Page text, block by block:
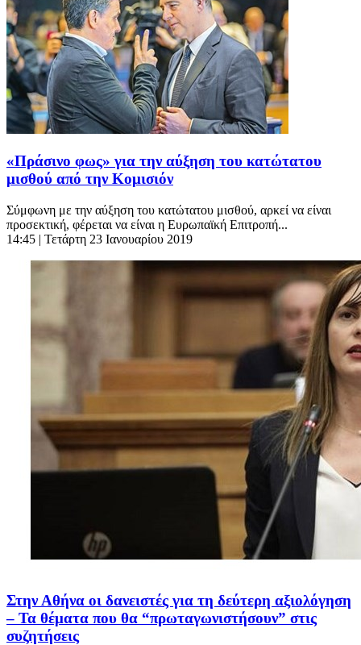
«Πράσινο φως» για την αύξηση του κατώτατου
μισθού από την Κομισιόν
Σύμφωνη με την αύξηση του κατώτατου μισθού, αρκεί να είναι
προσεκτική, φέρεται να είναι η Ευρωπαϊκή Επιτροπή...
14:45 | Τετάρτη 23 Ιανουαρίου 2019
Στην Αθήνα οι δανειστές για τη δεύτερη αξιολόγηση
– Τα θέματα που θα “πρωταγωνιστήσουν” στις
συζητήσεις